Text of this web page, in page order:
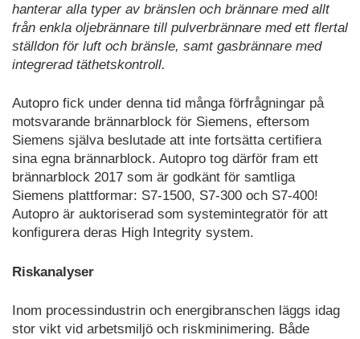
hanterar alla typer av bränslen och brännare med allt
från enkla oljebrännare till pulverbrännare med ett flertal
ställdon för luft och bränsle, samt gasbrännare med
integrerad täthetskontroll.
Autopro fick under denna tid många förfrågningar på
motsvarande brännarblock för Siemens, eftersom
Siemens själva beslutade att inte fortsätta certifiera
sina egna brännarblock. Autopro tog därför fram ett
brännarblock 2017 som är godkänt för samtliga
Siemens plattformar: S7-1500, S7-300 och S7-400!
Autopro är auktoriserad som systemintegratör för att
konfigurera deras High Integrity system.
Riskanalyser
Inom processindustrin och energibranschen läggs idag
stor vikt vid arbetsmiljö och riskminimering. Både